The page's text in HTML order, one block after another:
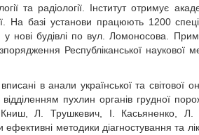
та радіології. Інститут отримує
базі установи працюють 1200
у нові будівлі по вул. Ломоносова.
Республіканської наукової
в анали української та світової
пухлин органів грудної
Л. Трушкевич, І. Касьяненко, Л.
методики діагностування та